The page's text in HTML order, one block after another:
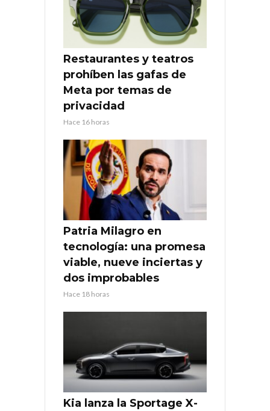
Restaurantes y teatros
prohíben las gafas de
Meta por temas de
privacidad
Hace 16 horas
Patria Milagro en
tecnología: una promesa
viable, nueve inciertas y
dos improbables
Hace 18 horas
Kia lanza la Sportage X-